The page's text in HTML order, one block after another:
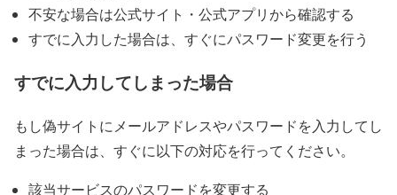
不安な場合は公式サイト・公式アプリから確認する
すでに入力した場合は、すぐにパスワード変更を行う
すでに入力してしまった場合
もし偽サイトにメールアドレスやパスワードを入力してし
まった場合は、すぐに以下の対応を行ってください。
該当サービスのパスワードを変更する